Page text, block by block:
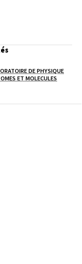
DE PHYSIQUE
ET MOLECULES